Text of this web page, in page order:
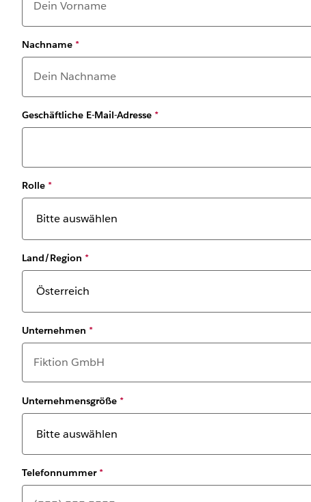
Nachname *
Geschäftliche E-Mail-Adresse *
Rolle *
Land/Region *
Unternehmen *
Unternehmensgröße *
Telefonnummer*